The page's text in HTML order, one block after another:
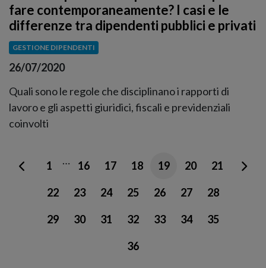
fare contemporaneamente? I casi e le
differenze tra dipendenti pubblici e privati
GESTIONE DIPENDENTI
26/07/2020
Quali sono le regole che disciplinano i rapporti di
lavoro e gli aspetti giuridici, fiscali e previdenziali
coinvolti
1 … 16 17 18 19 20 21
22 23 24 25 26 27 28
29 30 31 32 33 34 35
36